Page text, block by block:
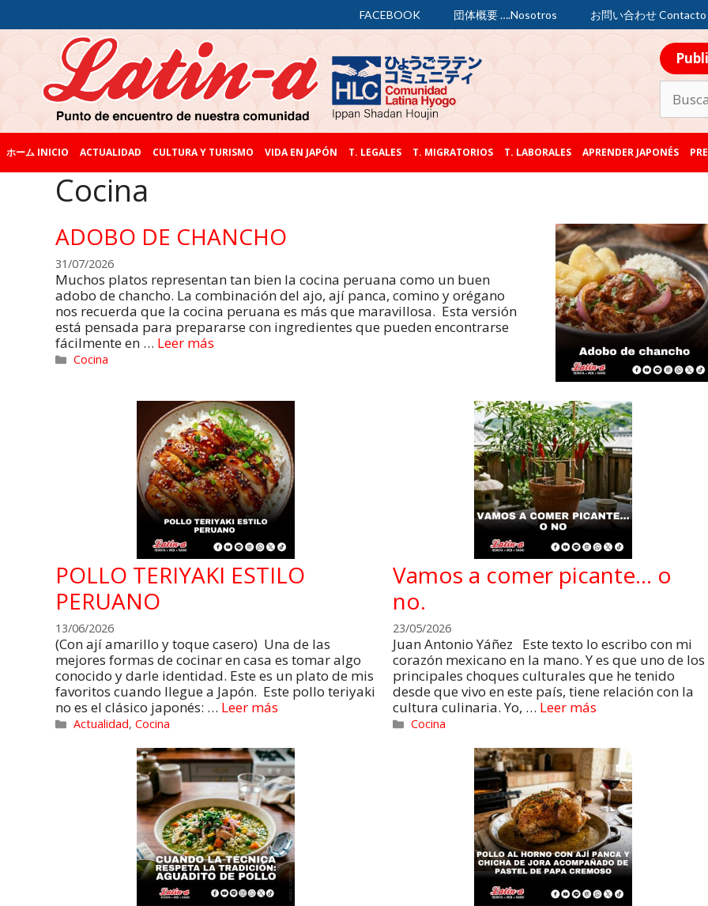
FACEBOOK 団体概要 ….Nosotros お問い合わせ Contacto
ホーム INICIO ACTUALIDAD CULTURA Y TURISMO VIDA EN JAPÓN T. LEGALES T. MIGRATORIOS T. LABORALES APRENDER JAPONÉS
Cocina
ADOBO DE CHANCHO
31/07/2026
Muchos platos representan tan bien la cocina peruana como un buen
adobo de chancho. La combinación del ajo, ají panca, comino y orégano
nos recuerda que la cocina peruana es más que maravillosa. Esta versión
está pensada para prepararse con ingredientes que pueden encontrarse
fácilmente en … Leer más
Cocina
POLLO TERIYAKI ESTILO
PERUANO
13/06/2026
(Con ají amarillo y toque casero) Una de las
mejores formas de cocinar en casa es tomar algo
conocido y darle identidad. Este es un plato de mis
favoritos cuando llegue a Japón. Este pollo teriyaki
no es el clásico japonés: … Leer más
Actualidad,Cocina
Vamos a comer picante… o
no.
23/05/2026
Juan Antonio Yáñez Este texto lo escribo con mi
corazón mexicano en la mano. Y es que uno de los
principales choques culturales que he tenido
desde que vivo en este país, tiene relación con la
cultura culinaria. Yo, … Leer más
Cocina